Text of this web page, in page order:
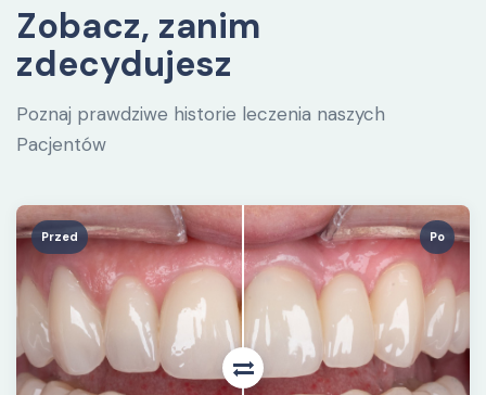
Zobacz, zanim
zdecydujesz
Poznaj prawdziwe historie leczenia naszych
Pacjentów
Przed Po